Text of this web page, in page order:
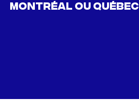
MONTRÉAL OU QUÉBEC